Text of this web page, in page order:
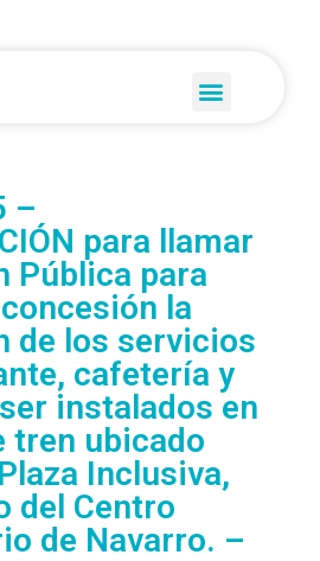
–
para llamar
Pública para
la
de los servicios
cafetería y
instalados en
tren ubicado
Inclusiva,
del Centro
de Navarro. –